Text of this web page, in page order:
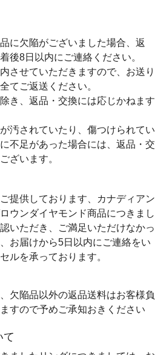
に欠陥がございました場合、返
後8日以内にご連絡ください。
させていただきますので、お送り
てご返送ください。
き、返品・交換には応じかねます
汚されていたり、傷つけられてい
不足があった場合には、返品・交
ざいます。
提供しております、カナディアン
ウンダイヤモンド商品につきまし
いただき、ご満足いただけなかっ
お届けから5日以内にご連絡をい
ルを承っております。
欠陥品以外の返品送料はお客様負
すので予めご承知おきください
て